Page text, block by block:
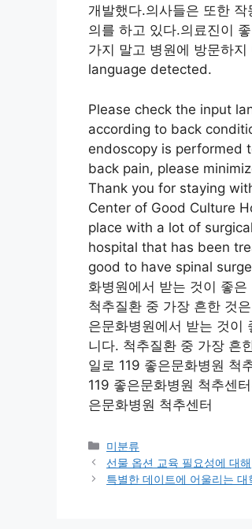
개발했다.의사들은 또한
의를 하고 있다.의료진이
가지 말고 병원에 방문하
language detected.
Please check the input
according to back
endoscopy is performed
back pain, please
Thank you for staying
Center of Good Culture
place with a lot of
hospital that has been
good to have spinal
화병원에서 받는 것이 좋
척추질환 중 가장 흔한 것
은문화병원에서 받는 것이
니다. 척추질환 중 가장 흔
일로 119 좋은문화병원 척
119 좋은문화병원 척추센
은문화병원 척추센터
Categories
미분류
선물 옵션 교육 필요성에 대해
특별한 데이트에 어울리는 대